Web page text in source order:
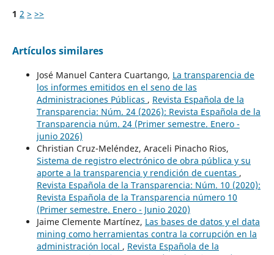
1 2 > >>
Artículos similares
José Manuel Cantera Cuartango, La transparencia de
los informes emitidos en el seno de las
Administraciones Públicas , Revista Española de la
Transparencia: Núm. 24 (2026): Revista Española de la
Transparencia núm. 24 (Primer semestre. Enero -
junio 2026)
Christian Cruz-Meléndez, Araceli Pinacho Rios,
Sistema de registro electrónico de obra pública y su
aporte a la transparencia y rendición de cuentas ,
Revista Española de la Transparencia: Núm. 10 (2020):
Revista Española de la Transparencia número 10
(Primer semestre. Enero - Junio 2020)
Jaime Clemente Martínez, Las bases de datos y el data
mining como herramientas contra la corrupción en la
administración local , Revista Española de la